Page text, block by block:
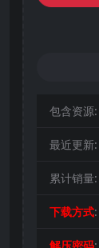
包含资源:
最近更新:
累计销量:
下载方式: